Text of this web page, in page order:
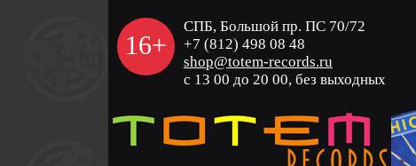
16+
СПБ, Большой пр. ПС 70/72
+7 (812) 498 08 48
shop@totem-records.ru
с 13 00 до 20 00, без выходных